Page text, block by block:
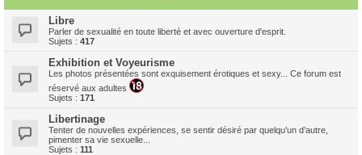
Libre
Parler de sexualité en toute liberté et avec ouverture d'esprit.
Sujets : 417
Exhibition et Voyeurisme
Les photos présentées sont exquisement érotiques et sexy... Ce forum est
réservé aux adultes
Sujets : 171
Libertinage
Tenter de nouvelles expériences, se sentir désiré par quelqu’un d’autre,
pimenter sa vie sexuelle...
Sujets : 111